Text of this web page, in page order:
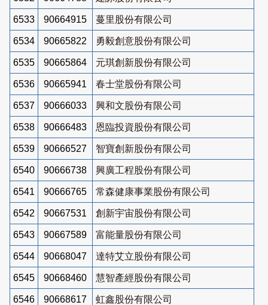
6533 90664915 蔓里股份有限公司
6534 90665822 勇毅創意股份有限公司
6535 90665864 元琪創新股份有限公司
6536 90665941 春士堂股份有限公司
6537 90666033 興和文股份有限公司
6538 90666483 恩臨投資股份有限公司
6539 90666527 智寶創新股份有限公司
6540 90666738 興廣工程股份有限公司
6541 90666765 常森健康事業股份有限公司
6542 90667531 創新宇宙股份有限公司
6543 90667589 富能量股份有限公司
6544 90668047 達特艾立股份有限公司
6545 90668460 慧智產經股份有限公司
6546 90668617 虹鑫股份有限公司